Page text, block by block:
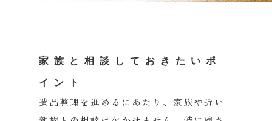
家族と相談しておきたいポ
イント
遺品整理を進めるにあたり、 家族や近い